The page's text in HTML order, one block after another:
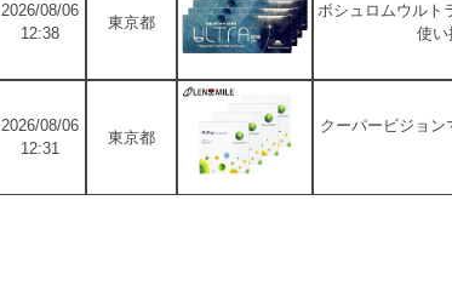
2026/08/06
12:38
東京都
ボシュロムウルト
使い
2026/08/06
12:31
東京都
クーパービジョ